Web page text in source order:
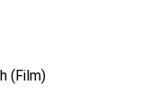
(Film)